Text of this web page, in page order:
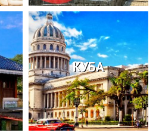
КУБА